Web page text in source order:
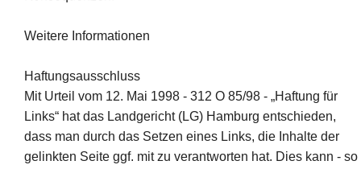
Weitere Informationen
Haftungsausschluss
Mit Urteil vom 12. Mai 1998 - 312 O 85/98 - „Haftung für
Links“ hat das Landgericht (LG) Hamburg entschieden,
dass man durch das Setzen eines Links, die Inhalte der
gelinkten Seite ggf. mit zu verantworten hat. Dies kann - so